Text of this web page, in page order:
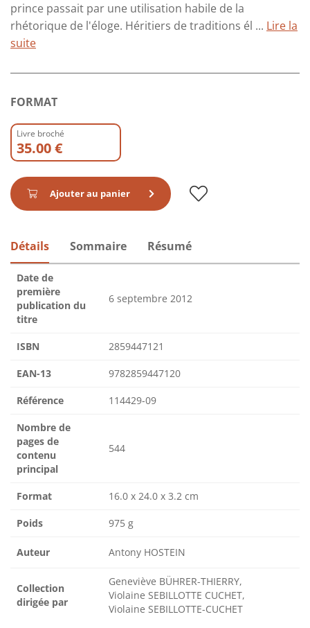
prince passait par une utilisation habile de la
rhétorique de l'éloge. Héritiers de traditions él ... Lire la
suite
FORMAT
Livre broché
35.00 €
Ajouter au panier
Détails Sommaire Résumé
Date de
première
publication du
titre
6 septembre 2012
ISBN 2859447121
EAN-13 9782859447120
Référence 114429-09
Nombre de
pages de
contenu
principal
544
Format 16.0 x 24.0 x 3.2 cm
Poids 975 g
Auteur Antony HOSTEIN
Collection
dirigée par
Geneviève BÜHRER-THIERRY,
Violaine SEBILLOTTE CUCHET,
Violaine SEBILLOTTE-CUCHET